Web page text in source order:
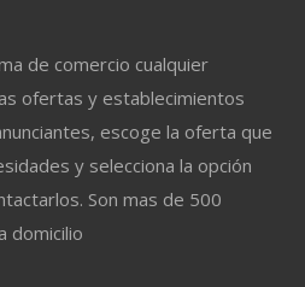
de comercio cualquier
ofertas y establecimientos
escoge la oferta que
y selecciona la opción
Son mas de 500
domicilio